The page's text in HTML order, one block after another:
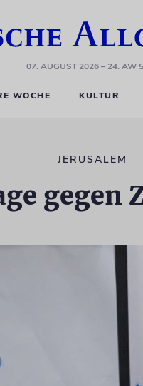
07. AUGUST 2026– 24. AW
WOCHE KULTUR
JERUSALEM
gegen